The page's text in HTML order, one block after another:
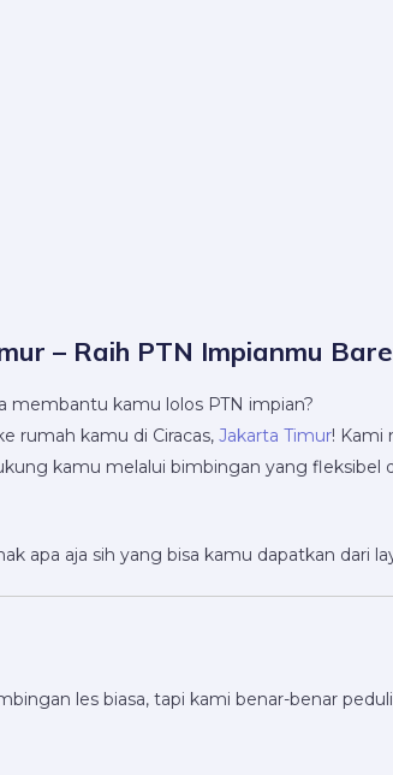
– Raih PTN Impianmu
membantu kamu lolos PTN impian?
rumah kamu di Ciracas, Jakarta Timur! Kami
kamu melalui bimbingan yang fleksibel
apa aja sih yang bisa kamu dapatkan dari
les biasa, tapi kami benar-benar